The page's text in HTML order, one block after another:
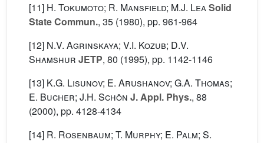
[11] H. Tokumoto; R. Mansfield; M.J. LeaSolid
State Commun., 35 (1980), pp. 961-964
[12] N.V. Agrinskaya; V.I. Kozub; D.V.
Shamshur JETP, 80 (1995), pp. 1142-1146
[13] K.G. Lisunov; E. Arushanov; G.A. Thomas;
E. Bucher; J.H. Schön J. Appl. Phys., 88
(2000), pp. 4128-4134
[14] R. Rosenbaum; T. Murphy; E. Palm; S.